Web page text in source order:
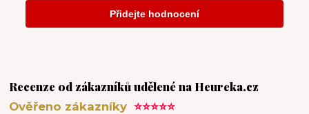
Recenze od zákazníků udělené na Heureka.cz
Ověřeno zákazníky⭐⭐⭐⭐⭐